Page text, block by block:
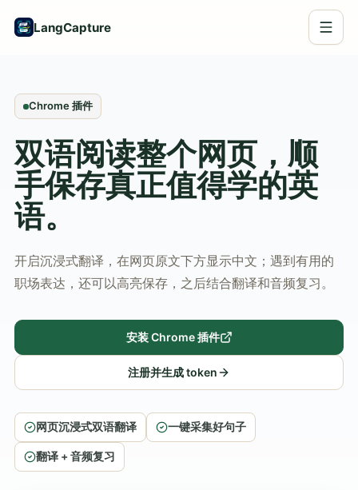
LangCapture
Chrome 插件
双语阅读整个网页，顺
手保存真正值得学的英
语。
开启沉浸式翻译，在网页原文下方显示中文；遇到有用的
职场表达，还可以高亮保存，之后结合翻译和音频复习。
安装 Chrome 插件
注册并生成 token
网页沉浸式双语翻译 一键采集好句子
翻译 + 音频复习